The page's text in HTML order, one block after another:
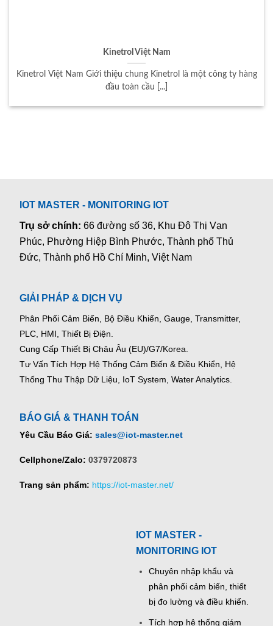
Kinetrol Việt Nam
Kinetrol Việt Nam Giới thiệu chung Kinetrol là một công ty hàng
đầu toàn cầu [...]
IOT MASTER - MONITORING IOT
Trụ sở chính:66 đường số 36, Khu Đô Thị Vạn
Phúc, Phường Hiệp Bình Phước, Thành phố Thủ
Đức, Thành phố Hồ Chí Minh, Việt Nam
GIẢI PHÁP & DỊCH VỤ
Phân Phối Cảm Biến, Bộ Điều Khiển, Gauge, Transmitter,
PLC, HMI, Thiết Bị Điện.
Cung Cấp Thiết Bị Châu Âu (EU)/G7/Korea.
Tư Vấn Tích Hợp Hệ Thống Cảm Biến & Điều Khiển, Hệ
Thống Thu Thập Dữ Liệu, IoT System, Water Analytics.
BÁO GIÁ & THANH TOÁN
Yêu Cầu Báo Giá: sales@iot-master.net
Cellphone/Zalo: 0379720873
Trang sản phẩm: https://iot-master.net/
IOT MASTER -
MONITORING IOT
Chuyên nhập khẩu và
phân phối cảm biến, thiết
bị đo lường và điều khiển.
Tích hợp hệ thống giám